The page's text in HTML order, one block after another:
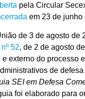
pela Circular
em 23 de junho
de 3 de agosto de
52, de 2 de agosto
externo do processo
de
SEI em Defesa
foi elaborado para